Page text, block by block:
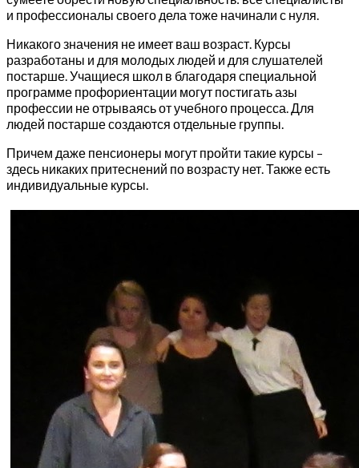
и профессионалы своего дела тоже начинали с нуля.
Никакого значения не имеет ваш возраст. Курсы
разработаны и для молодых людей и для слушателей
постарше. Учащиеся школ в благодаря специальной
программе профориентации могут постигать азы
профессии не отрываясь от учебного процесса. Для
людей постарше создаются отдельные группы.
Причем даже пенсионеры могут пройти такие курсы –
здесь никаких притеснений по возрасту нет. Также есть
индивидуальные курсы.